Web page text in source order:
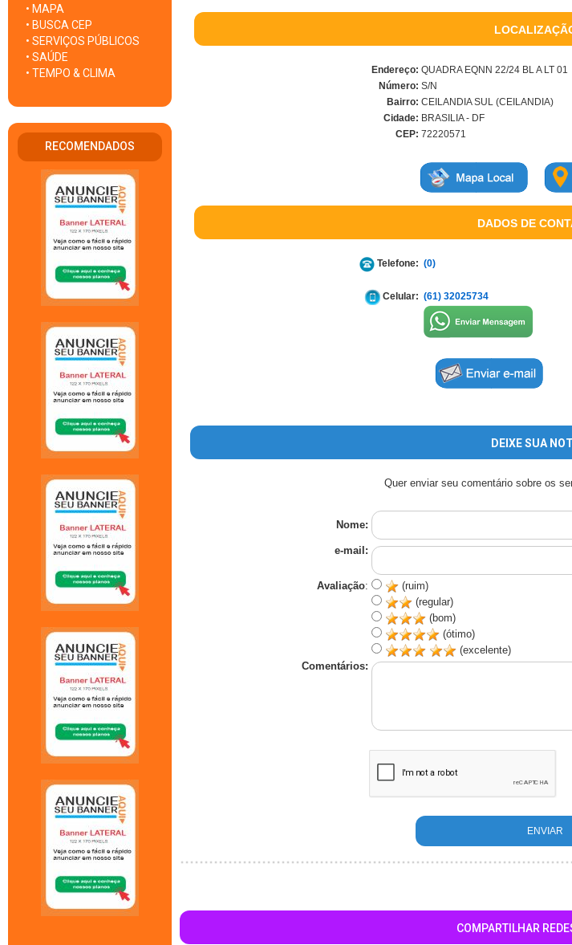
• MAPA
• BUSCA CEP
• SERVIÇOS PÚBLICOS
• SAÚDE
• TEMPO & CLIMA
RECOMENDADOS
Endereço: QUADRA EQNN 22/24 BL A LT 01
Número: S/N
Bairro: CEILANDIA SUL (CEILANDIA)
Cidade: BRASILIA - DF
CEP: 72220571
DADOS DE
Telefone: (0)
Celular: (61) 32025734
DEIXE SUA
Quer enviar seu comentário sobre os
Nome:
e-mail:
Avaliação:
(ruim)
(regular)
(bom)
(ótimo)
(excelente)
Comentários:
COMPARTILHAR